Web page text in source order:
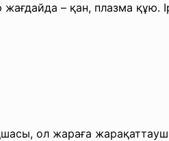
– қан, плазма құю.
ол жараға